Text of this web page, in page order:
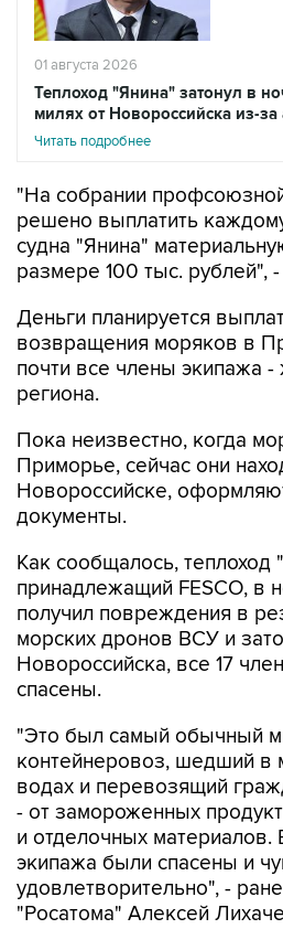
01 августа 2026
Теплоход "Янина" затонул в
милях от Новороссийска из-
Читать подробнее
"На собрании
решено выплатить
судна "Янина"
размере 100 тыс. рублей",
Деньги планируется
возвращения моряков в
почти все члены экипажа -
региона.
Пока неизвестно, когда
Приморье, сейчас они
Новороссийске,
документы.
Как сообщалось, теплоход
принадлежащий FESCO, в
получил повреждения в
морских дронов ВСУ и
Новороссийска, все 17
спасены.
"Это был самый обычный
контейнеровоз, шедший в
водах и перевозящий
- от замороженных
и отделочных материалов.
экипажа были спасены и
удовлетворительно", -
"Росатома" Алексей